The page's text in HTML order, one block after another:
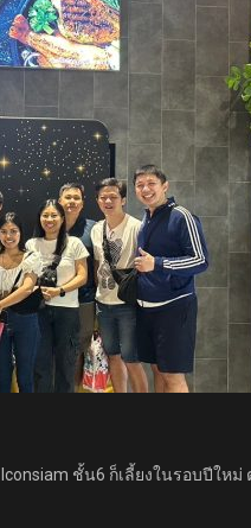
ชั้น6 ก็เลี้ยงในรอบปีใหม่